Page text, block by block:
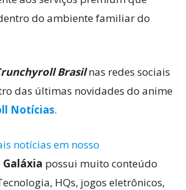
do ambiente familiar do
Brasilnas redes sociais
das últimas novidades do anime
Notícias.
notícias em nosso
possui muito conteúdo
HQs, jogos eletrônicos,